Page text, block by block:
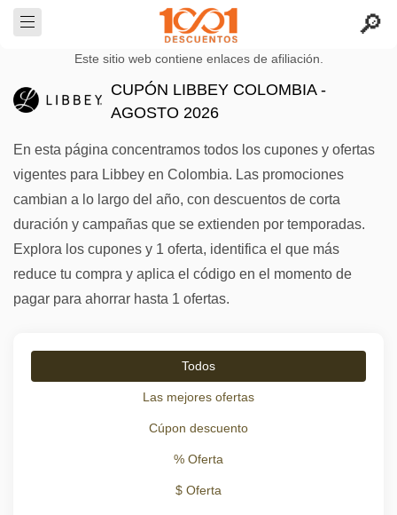
Este sitio web contiene enlaces de afiliación.
CUPÓN LIBBEY COLOMBIA -
AGOSTO 2026
En esta página concentramos todos los cupones y ofertas
vigentes para Libbey en Colombia. Las promociones
cambian a lo largo del año, con descuentos de corta
duración y campañas que se extienden por temporadas.
Explora los cupones y 1 oferta, identifica el que más
reduce tu compra y aplica el código en el momento de
pagar para ahorrar hasta 1 ofertas.
Todos
Las mejores ofertas
Cúpon descuento
% Oferta
$ Oferta